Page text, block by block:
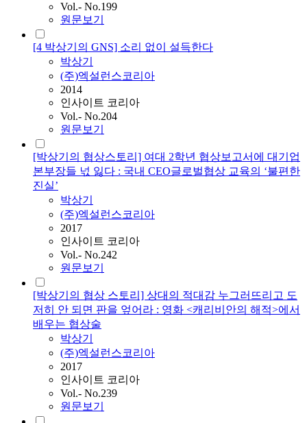
Vol.- No.199
원문보기
[4 박상기의 GNS] 소리 없이 설득한다
박상기
(주)엑설런스코리아
2014
인사이트 코리아
Vol.- No.204
원문보기
[박상기의 협상스토리] 여대 2학년 협상보고서에 대기업
본부장들 넋 잃다 : 국내 CEO글로벌협상 교육의 ‘불편한
진실’
박상기
(주)엑설런스코리아
2017
인사이트 코리아
Vol.- No.242
원문보기
[박상기의 협상 스토리] 상대의 적대감 누그러뜨리고 도
저히 안 되면 판을 엎어라 : 영화 <캐리비안의 해적>에서
배우는 협상술
박상기
(주)엑설런스코리아
2017
인사이트 코리아
Vol.- No.239
원문보기